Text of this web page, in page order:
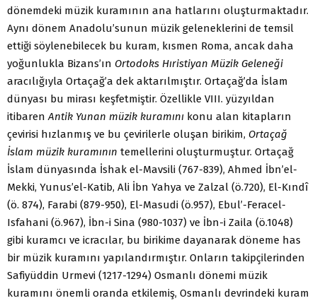
dönemdeki müzik kuramının ana hatlarını oluşturmaktadır.
Aynı dönem Anadolu’sunun müzik geleneklerini de temsil
ettiği söylenebilecek bu kuram, kısmen Roma, ancak daha
yoğunlukla Bizans’ın Ortodoks Hıristiyan Müzik Geleneği
aracılığıyla Ortaçağ’a dek aktarılmıştır. Ortaçağ’da İslam
dünyası bu mirası keşfetmiştir. Özellikle VIII. yüzyıldan
itibaren Antik Yunan müzik kuramını konu alan kitapların
çevirisi hızlanmış ve bu çevirilerle oluşan birikim, Ortaçağ
İslam müzik kuramının temellerini oluşturmuştur. Ortaçağ
İslam dünyasında İshak el-Mavsili (767-839), Ahmed İbn’el-
Mekki, Yunus’el-Katib, Ali İbn Yahya ve Zalzal (ö.720), El-Kındî
(ö. 874), Farabi (879-950), El-Masudi (ö.957), Ebul’-Feracel-
Isfahani (ö.967), İbn-i Sina (980-1037) ve İbn-i Zaila (ö.1048)
gibi kuramcı ve icracılar, bu birikime dayanarak döneme has
bir müzik kuramını yapılandırmıştır. Onların takipçilerinden
Safiyüddin Urmevi (1217-1294) Osmanlı dönemi müzik
kuramını önemli oranda etkilemiş, Osmanlı devrindeki kuram